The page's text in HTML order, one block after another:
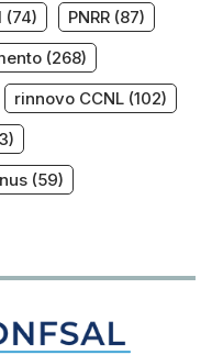
(74) PNRR (87)
(268)
rinnovo CCNL (102)
(59)